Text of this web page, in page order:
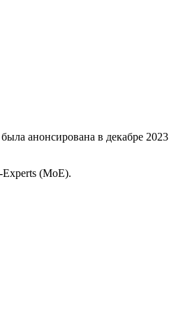
анонсирована в декабре 2023
(MoE).